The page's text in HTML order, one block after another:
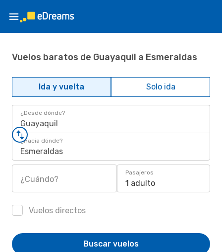
Vuelos baratos de Guayaquil a Esmeraldas
Ida y vuelta Solo ida
¿Desde dónde?
Guayaquil
¿Hacia dónde?
Esmeraldas
¿Cuándo?
Pasajeros
1 adulto
Vuelos directos
Buscar vuelos